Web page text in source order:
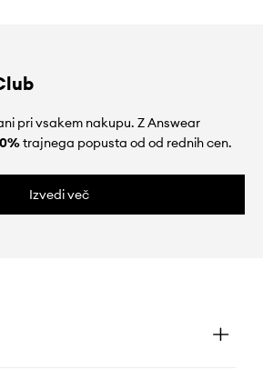
pri vsakem nakupu. Z Answear
trajnega popusta od od rednih cen.
Izvedi več